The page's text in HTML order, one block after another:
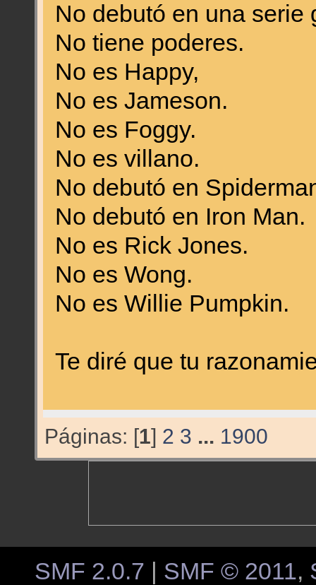
No debutó en una serie
No tiene poderes.
No es Happy,
No es Jameson.
No es Foggy.
No es villano.
No debutó en
No debutó en Iron Man.
No es Rick Jones.
No es Wong.
No es Willie Pumpkin.
Te diré que tu
Páginas: [1] 2 3 ... 1900
SMF 2.0.7 SMF © 2011,